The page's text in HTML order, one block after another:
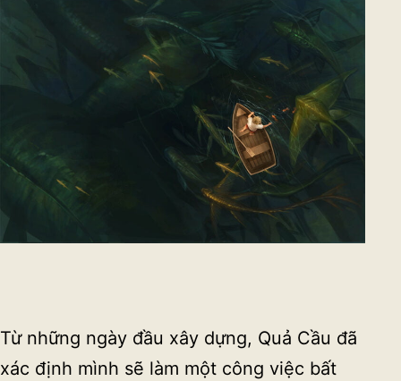
Từ những ngày đầu xây dựng, Quả Cầu đã
xác định mình sẽ làm một công việc bất